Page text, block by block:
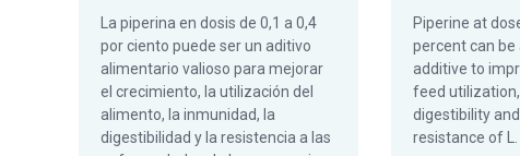
La piperina en dosis de 0,1 a 0,4
por ciento puede ser un aditivo
alimentario valioso para mejorar
el crecimiento, la utilización del
alimento, la inmunidad, la
digestibilidad y la resistencia a las
Piperine at
percent can be
additive to
feed
digestibility
resistance of L.